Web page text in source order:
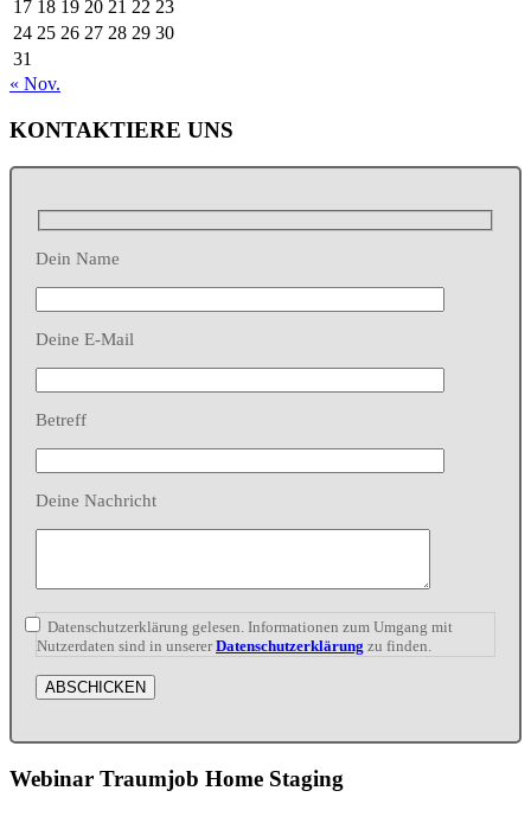
17 18 19 20 21 22 23
24 25 26 27 28 29 30
31
« Nov.
KONTAKTIERE UNS
Dein Name
Deine E-Mail
Betreff
Deine Nachricht
Datenschutzerklärung gelesen. Informationen zum Umgang mit
Nutzerdaten sind in unsererDatenschutzerklärung zu finden.
Webinar Traumjob Home Staging